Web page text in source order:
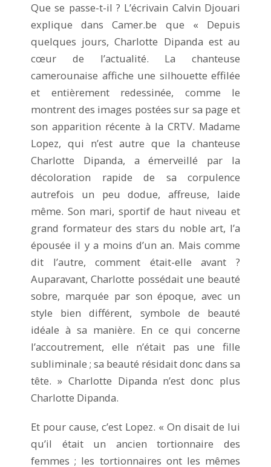
Que se passe-t-il ? L’écrivain Calvin Djouari
explique dans Camer.be que « Depuis
quelques jours, Charlotte Dipanda est au
cœur de l’actualité. La chanteuse
camerounaise affiche une silhouette effilée
et entièrement redessinée, comme le
montrent des images postées sur sa page et
son apparition récente à la CRTV. Madame
Lopez, qui n’est autre que la chanteuse
Charlotte Dipanda, a émerveillé par la
décoloration rapide de sa corpulence
autrefois un peu dodue, affreuse, laide
même. Son mari, sportif de haut niveau et
grand formateur des stars du noble art, l’a
épousée il y a moins d’un an. Mais comme
dit l’autre, comment était-elle avant ?
Auparavant, Charlotte possédait une beauté
sobre, marquée par son époque, avec un
style bien différent, symbole de beauté
idéale à sa manière. En ce qui concerne
l’accoutrement, elle n’était pas une fille
subliminale ; sa beauté résidait donc dans sa
tête. » Charlotte Dipanda n’est donc plus
Charlotte Dipanda.
Et pour cause, c’est Lopez. « On disait de lui
qu’il était un ancien tortionnaire des
femmes ; les tortionnaires ont les mêmes